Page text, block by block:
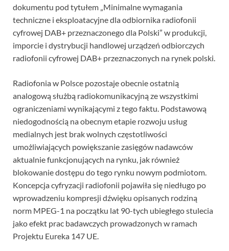
dokumentu pod tytułem „Minimalne wymagania
techniczne i eksploatacyjne dla odbiornika radiofonii
cyfrowej DAB+ przeznaczonego dla Polski” w produkcji,
imporcie i dystrybucji handlowej urządzeń odbiorczych
radiofonii cyfrowej DAB+ przeznaczonych na rynek polski.
Radiofonia w Polsce pozostaje obecnie ostatnią
analogową służbą radiokomunikacyjną ze wszystkimi
ograniczeniami wynikającymi z tego faktu. Podstawową
niedogodnością na obecnym etapie rozwoju usług
medialnych jest brak wolnych częstotliwości
umożliwiających powiększanie zasięgów nadawców
aktualnie funkcjonujących na rynku, jak również
blokowanie dostępu do tego rynku nowym podmiotom.
Koncepcja cyfryzacji radiofonii pojawiła się niedługo po
wprowadzeniu kompresji dźwięku opisanych rodziną
norm MPEG-1 na początku lat 90-tych ubiegłego stulecia
jako efekt prac badawczych prowadzonych w ramach
Projektu Eureka 147 UE.